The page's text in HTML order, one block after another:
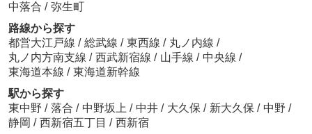
中落合 / 弥生町
路線から探す
都営大江戸線 / 総武線 / 東西線 / 丸ノ内線 /
丸ノ内方南支線 / 西武新宿線 / 山手線 / 中央線 /
東海道本線 / 東海道新幹線
駅から探す
東中野 / 落合 / 中野坂上 / 中井 / 大久保 / 新大久保 / 中野 /
静岡 / 西新宿五丁目 / 西新宿